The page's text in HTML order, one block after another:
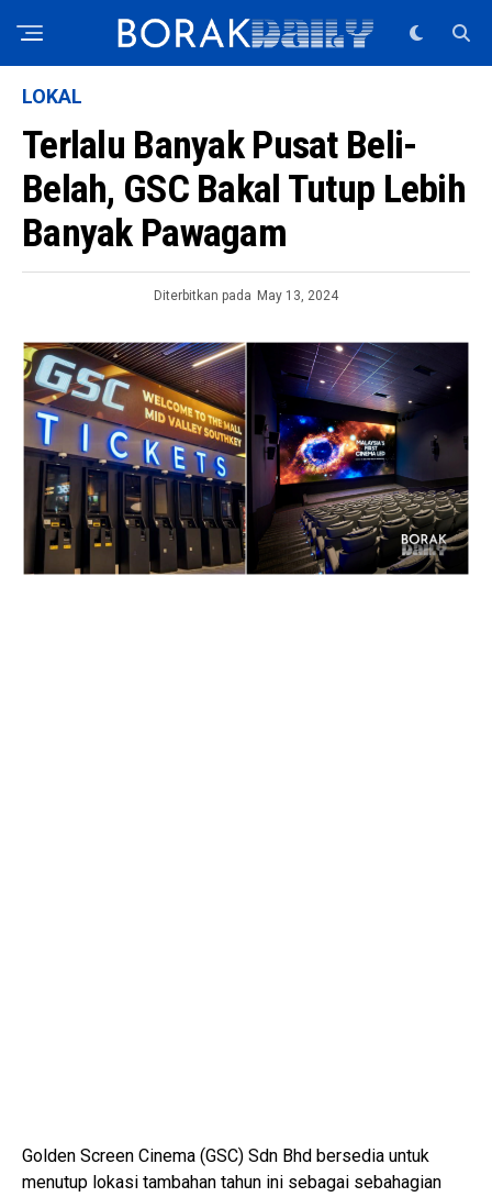
LOKAL
Terlalu Banyak Pusat Beli-
Belah, GSC Bakal Tutup Lebih
Banyak Pawagam
Diterbitkan pada May 13, 2024
Golden Screen Cinema (GSC) Sdn Bhd bersedia untuk
menutup lokasi tambahan tahun ini sebagai sebahagian